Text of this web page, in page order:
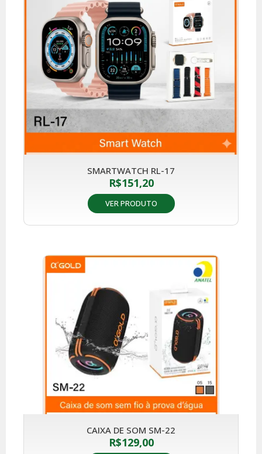
SMARTWATCH RL-17
R$151,20
VER PRODUTO
CAIXA DE SOM SM-22
R$129,00